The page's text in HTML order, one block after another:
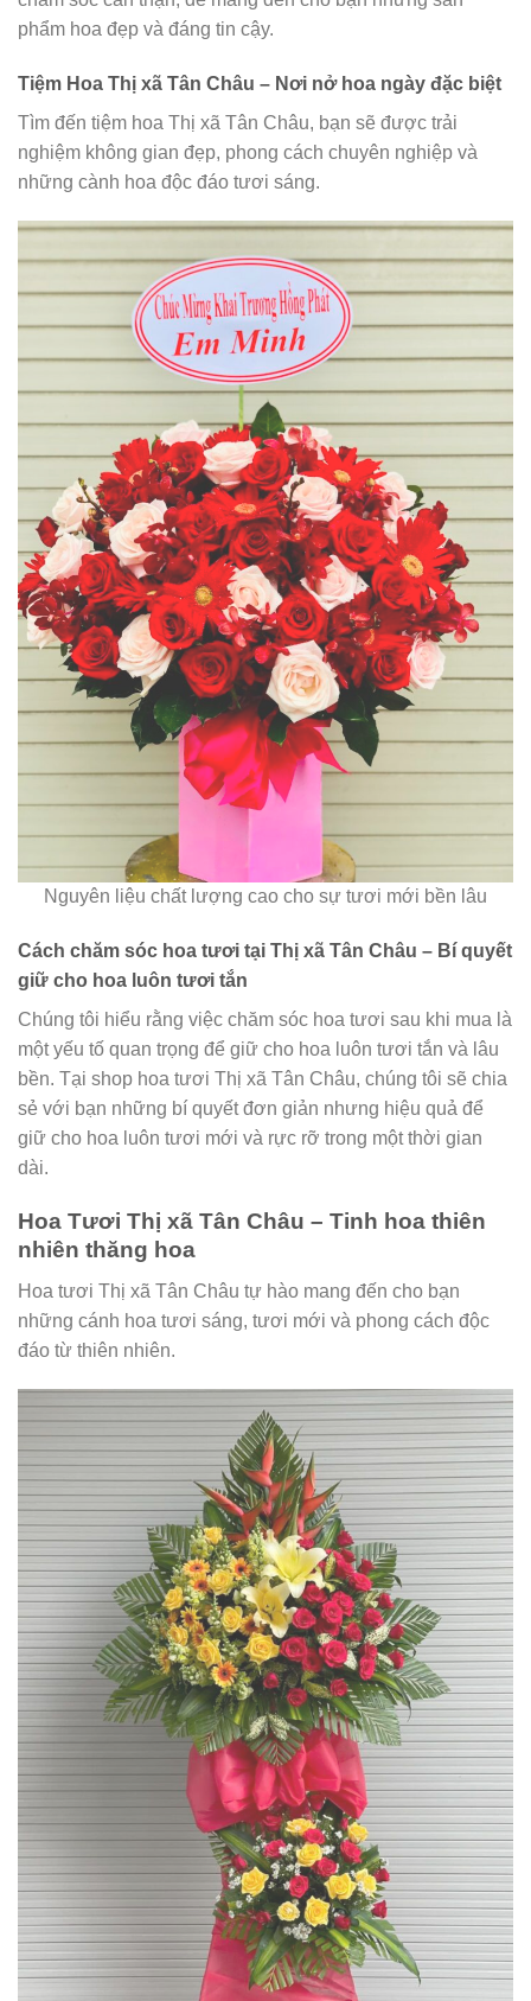
phẩm hoa đẹp và đáng tin cậy.
Tiệm Hoa Thị xã Tân Châu – Nơi nở hoa ngày đặc biệt
Tìm đến tiệm hoa Thị xã Tân Châu, bạn sẽ được trải
nghiệm không gian đẹp, phong cách chuyên nghiệp và
những cành hoa độc đáo tươi sáng.
Nguyên liệu chất lượng cao cho sự tươi mới bền lâu
Cách chăm sóc hoa tươi tại Thị xã Tân Châu – Bí quyết
giữ cho hoa luôn tươi tắn
Chúng tôi hiểu rằng việc chăm sóc hoa tươi sau khi mua là
một yếu tố quan trọng để giữ cho hoa luôn tươi tắn và lâu
bền. Tại shop hoa tươi Thị xã Tân Châu, chúng tôi sẽ chia
sẻ với bạn những bí quyết đơn giản nhưng hiệu quả để
giữ cho hoa luôn tươi mới và rực rỡ trong một thời gian
dài.
Hoa Tươi Thị xã Tân Châu – Tinh hoa thiên
nhiên thăng hoa
Hoa tươi Thị xã Tân Châu tự hào mang đến cho bạn
những cánh hoa tươi sáng, tươi mới và phong cách độc
đáo từ thiên nhiên.